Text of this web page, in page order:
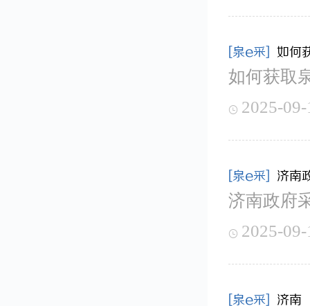
[泉e采] 如何
如何获取
 2025-
[泉e采] 济南
济南政府
 2025-
[泉e采] 济南